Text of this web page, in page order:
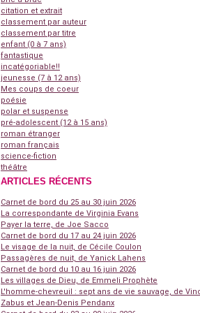
citation et extrait
classement par auteur
classement par titre
enfant (0 à 7 ans)
fantastique
incatégoriable!!
jeunesse (7 à 12 ans)
Mes coups de coeur
poésie
polar et suspense
pré-adolescent (12 à 15 ans)
roman étranger
roman français
science-fiction
théâtre
ARTICLES RÉCENTS
Carnet de bord du 25 au 30 juin 2026
La correspondante de Virginia Evans
Payer la terre, de Joe Sacco
Carnet de bord du 17 au 24 juin 2026
Le visage de la nuit, de Cécile Coulon
Passagères de nuit, de Yanick Lahens
Carnet de bord du 10 au 16 juin 2026
Les villages de Dieu, de Emmeli Prophète
L'homme-chevreuil : sept ans de vie sauvage, de
Zabus et Jean-Denis Pendanx